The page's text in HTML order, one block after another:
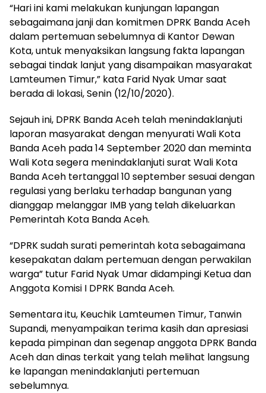
“Hari ini kami melakukan kunjungan lapangan
sebagaimana janji dan komitmen DPRK Banda Aceh
dalam pertemuan sebelumnya di Kantor Dewan
Kota, untuk menyaksikan langsung fakta lapangan
sebagai tindak lanjut yang disampaikan masyarakat
Lamteumen Timur,” kata Farid Nyak Umar saat
berada di lokasi, Senin (12/10/2020).
Sejauh ini, DPRK Banda Aceh telah menindaklanjuti
laporan masyarakat dengan menyurati Wali Kota
Banda Aceh pada 14 September 2020 dan meminta
Wali Kota segera menindaklanjuti surat Wali Kota
Banda Aceh tertanggal 10 september sesuai dengan
regulasi yang berlaku terhadap bangunan yang
dianggap melanggar IMB yang telah dikeluarkan
Pemerintah Kota Banda Aceh.
“DPRK sudah surati pemerintah kota sebagaimana
kesepakatan dalam pertemuan dengan perwakilan
warga” tutur Farid Nyak Umar didampingi Ketua dan
Anggota Komisi I DPRK Banda Aceh.
Sementara itu, Keuchik Lamteumen Timur, Tanwin
Supandi, menyampaikan terima kasih dan apresiasi
kepada pimpinan dan segenap anggota DPRK Banda
Aceh dan dinas terkait yang telah melihat langsung
ke lapangan menindaklanjuti pertemuan
sebelumnya.